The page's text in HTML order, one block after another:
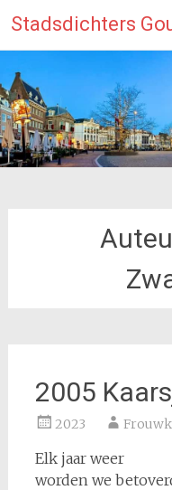
naar
de
inhoud
Stadsdichters
2005
2023
Elk jaar weer
worden we